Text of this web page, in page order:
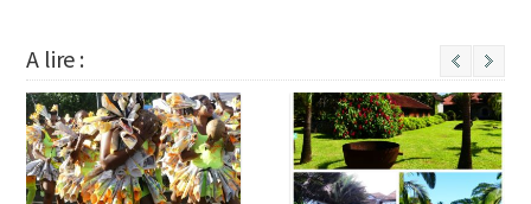
A lire :
Next